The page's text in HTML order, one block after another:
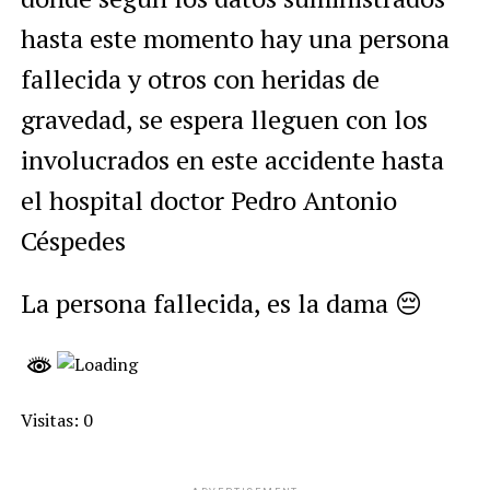
hasta este momento hay una persona
fallecida y otros con heridas de
gravedad, se espera lleguen con los
involucrados en este accidente hasta
el hospital doctor Pedro Antonio
Céspedes
La persona fallecida, es la dama 😔
Visitas: 0